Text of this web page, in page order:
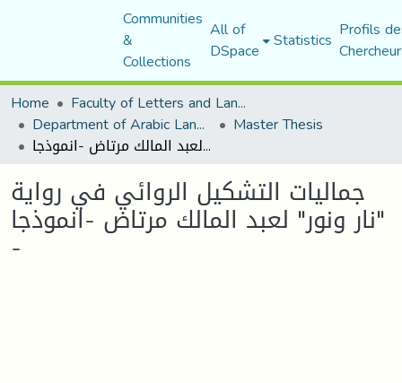
Communities
&
Collections
All of
DSpace Statistics Profils
Home
Faculty of Letters and Languages
Department of Arabic Language and Literature Master Thesis
جماليات التشكيل الروائي في رواية "نار ونور" لعبد المالك مرتاض -انموذجا -
جماليات التشكيل الروائي في رواية
"نار ونور" لعبد المالك مرتاض -انموذجا
-